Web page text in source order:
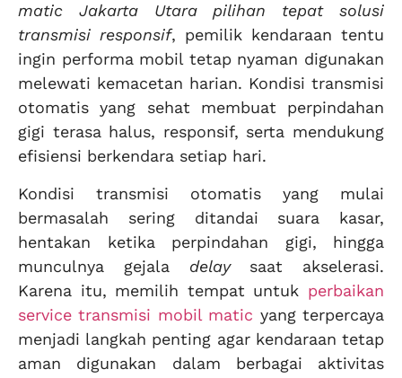
matic Jakarta Utara pilihan tepat solusi
transmisi responsif, pemilik kendaraan tentu
ingin performa mobil tetap nyaman digunakan
melewati kemacetan harian. Kondisi transmisi
otomatis yang sehat membuat perpindahan
gigi terasa halus, responsif, serta mendukung
efisiensi berkendara setiap hari.
Kondisi transmisi otomatis yang mulai
bermasalah sering ditandai suara kasar,
hentakan ketika perpindahan gigi, hingga
munculnya gejala delaysaat akselerasi.
Karena itu, memilih tempat untuk perbaikan
service transmisi mobil matic yang terpercaya
menjadi langkah penting agar kendaraan tetap
aman digunakan dalam berbagai aktivitas